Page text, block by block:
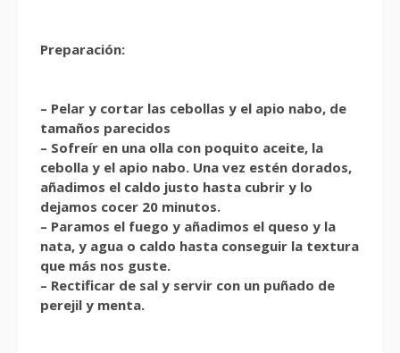
Preparación:
– Pelar y cortar las cebollas y el apio nabo, de
tamaños parecidos
– Sofreír en una olla con poquito aceite, la
cebolla y el apio nabo. Una vez estén dorados,
añadimos el caldo justo hasta cubrir y lo
dejamos cocer 20 minutos.
– Paramos el fuego y añadimos el queso y la
nata, y agua o caldo hasta conseguir la textura
que más nos guste.
– Rectificar de sal y servir con un puñado de
perejil y menta.